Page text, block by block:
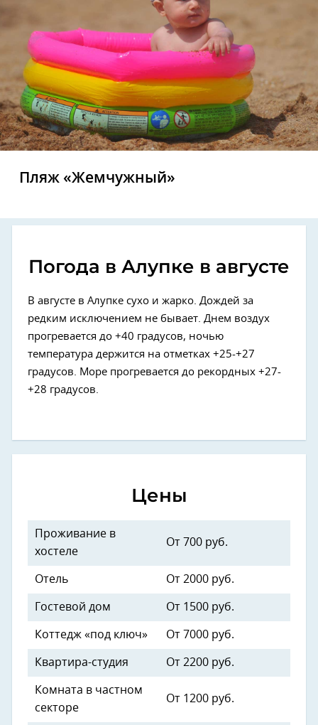
Пляж «Жемчужный»
Погода в Алупке в августе
В августе в Алупке сухо и жарко. Дождей за
редким исключением не бывает. Днем воздух
прогревается до +40 градусов, ночью
температура держится на отметках +25-+27
градусов. Море прогревается до рекордных +27-
+28 градусов.
Цены
Проживание в
хостеле
От 700 руб.
Отель От 2000 руб.
Гостевой дом От 1500 руб.
Коттедж «под ключ» От 7000 руб.
Квартира-студия От 2200 руб.
Комната в частном
секторе
От 1200 руб.